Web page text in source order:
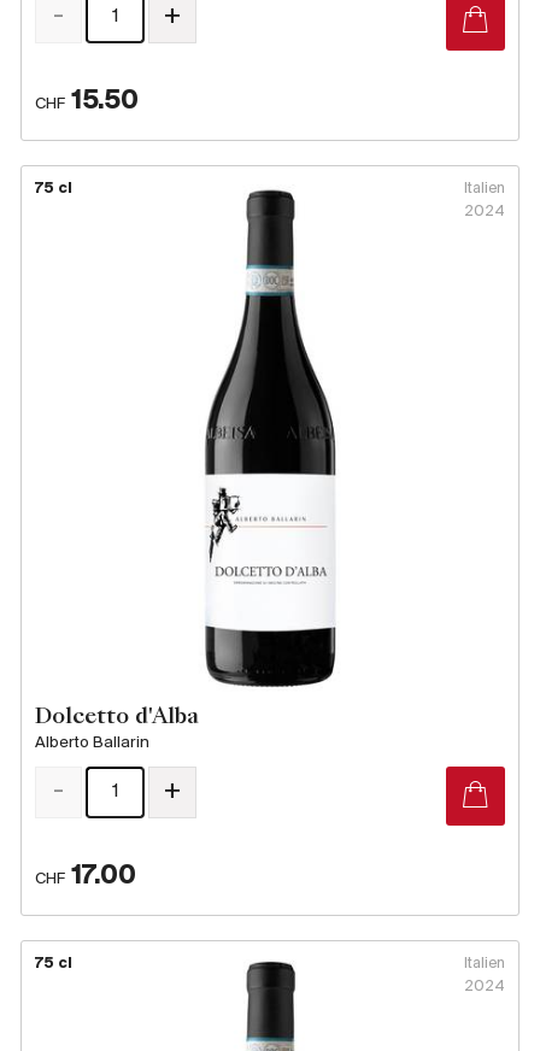
CHF 15.50
- +
75 cl
Italien
2024
Dolcetto d'Alba
Alberto Ballarin
CHF 17.00
- +
75 cl
Italien
2024